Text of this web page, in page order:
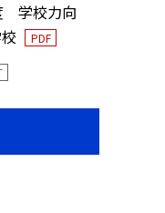
学校力向
PDF